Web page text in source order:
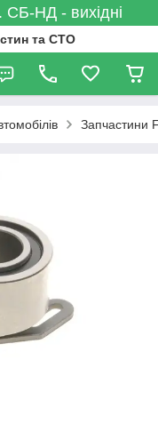
НД - вихідні
та СТО
Запчастини